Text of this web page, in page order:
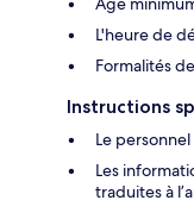
L'heure de
Formalités
Instructions
Le
Les
traduites à